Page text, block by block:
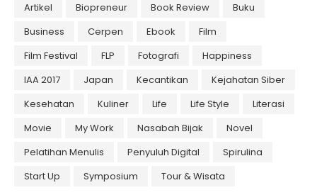
Artikel Biopreneur Book Review
Buku
Business
Cerpen Ebook
Film
Film Festival
FLP Fotografi
Happiness
IAA 2017
Japan Kecantikan
Kejahatan Siber
Kesehatan
Kuliner Life Life Style
Literasi
Movie
My Work Nasabah Bijak
Novel
Pelatihan Menulis
Penyuluh Digital
Spirulina
Start Up
Symposium Tour & Wisata